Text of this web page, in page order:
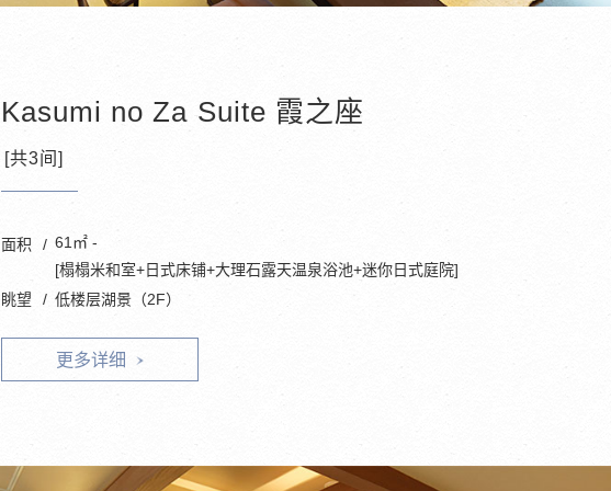
Kasumi no Za Suite 霞之座
[共3间]
面积
61㎡ -
[榻榻米和室+日式床铺+大理石露天温泉浴池+迷你日式庭院]
眺望
低楼层湖景（2F）
更多详细